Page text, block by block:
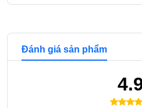
sử dụng. Với mái tóc khô
ngọn gội khoảng 3 lần,
chắc khỏe, suôn mượt
trở lại trạng thái như lúc
Cặp gội xả Karseell
Đánh giá sản phẩm